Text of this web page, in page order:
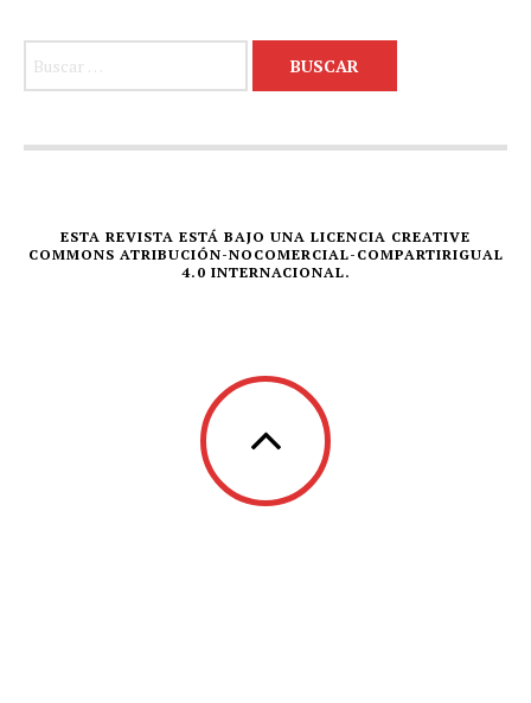
ESTA REVISTA ESTÁ BAJO UNA LICENCIA CREATIVE
COMMONS ATRIBUCIÓN-NOCOMERCIAL-COMPARTIRIGUAL
4.0 INTERNACIONAL.